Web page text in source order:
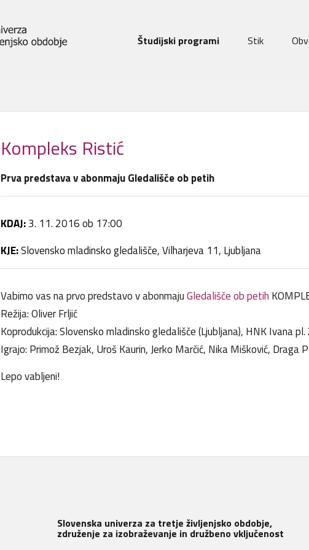
Študijski programi Stik
Kompleks Ristić
Prva predstava v abonmaju Gledališče ob petih
KDAJ:3. 11. 2016 ob 17:00
KJE:Slovensko mladinsko gledališče, Vilharjeva 11, Ljubljana
Vabimo vas na prvo predstavo v abonmajuGledališče ob petih
Režija: Oliver Frljić
Koprodukcija: Slovensko mladinsko gledališče (Ljubljana), HNK Ivana
Igrajo: Primož Bezjak, Uroš Kaurin, Jerko Marčić, Nika Mišković, Draga
Lepo vabljeni!
Slovenska univerza za tretje življenjsko obdobje,
združenje za izobraževanje in družbeno vključenost